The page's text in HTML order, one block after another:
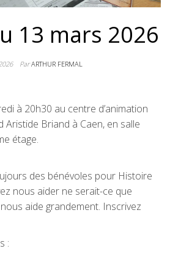
13 mars 2026
ParARTHUR FERMAL
à 20h30 au centre d’animation
Aristide Briand à Caen, en salle
étage.
des bénévoles pour Histoire
nous aider ne serait-ce que
aide grandement. Inscrivez
: